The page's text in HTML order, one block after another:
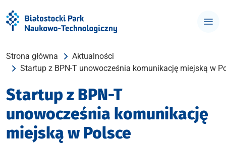
Strona główna
Aktualności
Startup z BPN-T unowocześnia komunikację miejską w
Startup z BPN-T
unowocześnia komunikację
miejską w Polsce